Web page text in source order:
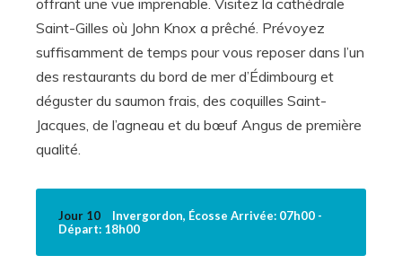
Saint-Gilles où John Knox a prêché. Prévoyez
suffisamment de temps pour vous reposer dans l’un
des restaurants du bord de mer d’Édimbourg et
déguster du saumon frais, des coquilles Saint-
Jacques, de l’agneau et du bœuf Angus de première
qualité.
Jour 10
Invergordon, Écosse Arrivée: 07h00 -
Départ: 18h00